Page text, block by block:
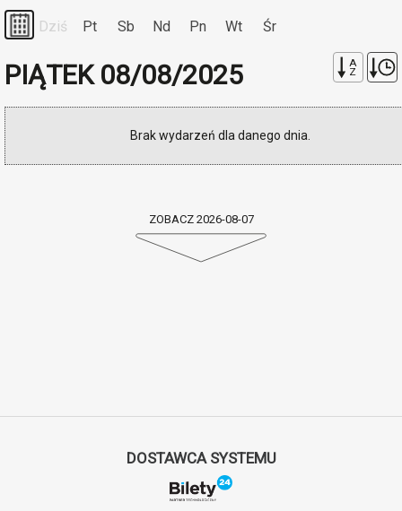
Dziś Pt Sb Nd Pn Wt Śr
PIĄTEK 08/08/2025 A
Z
Brak wydarzeń dla danego dnia.
ZOBACZ 2026-08-07
DOSTAWCA SYSTEMU